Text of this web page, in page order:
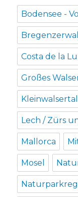
Bodensee -
Costa de la
Großes
Kleinwalsertal
Lech / Zürs
Mallorca
Mosel